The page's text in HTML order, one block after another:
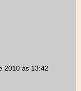
2010 às 13:42